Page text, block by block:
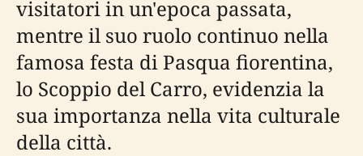
visitatori in un'epoca passata,
mentre il suo ruolo continuo nella
famosa festa di Pasqua fiorentina,
lo Scoppio del Carro, evidenzia la
sua importanza nella vita culturale
della città.